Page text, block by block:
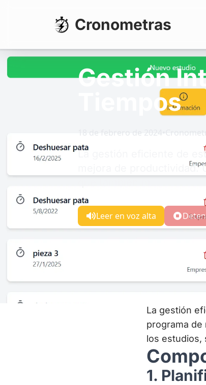
Cronometras
Gestión
Tiempos
18 de febrero de 2024 •
La gestión eficiente de
mejora de
Leer en voz alta
La gestión
programa de
los estudios,
1.